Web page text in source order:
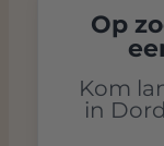
Op
Kom
in